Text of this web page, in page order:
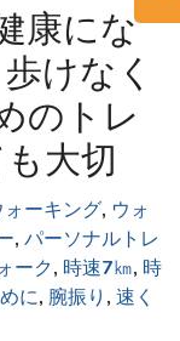
康にな
けなく
のトレ
大切
ォーキング, ウォ
, パーソナルトレ
ーク, 時速7㎞, 時
に, 腕振り , 速く